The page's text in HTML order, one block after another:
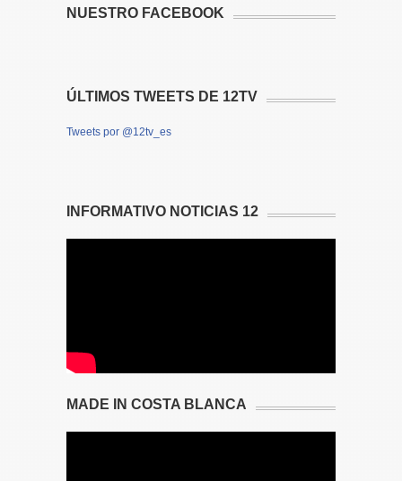
NUESTRO FACEBOOK
ÚLTIMOS TWEETS DE 12TV
Tweets por @12tv_es
INFORMATIVO NOTICIAS 12
MADE IN COSTA BLANCA